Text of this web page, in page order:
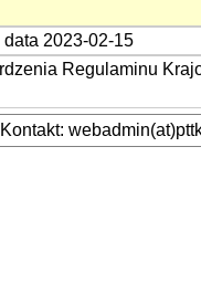
data 2023-02-15
Regulaminu